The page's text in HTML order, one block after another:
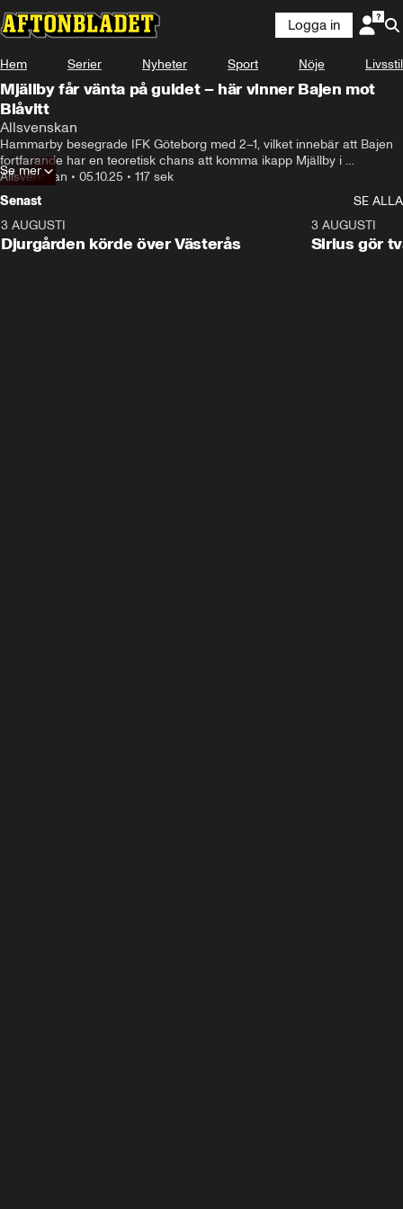
Logga in
Hem Serier Nyheter Sport Nöje Livsstil
Mjällby får vänta på guldet – här vinner Bajen mot
Blåvitt
Allsvenskan
Hammarby besegrade IFK Göteborg med 2–1, vilket innebär att Bajen
fortfarande har en teoretisk chans att komma ikapp Mjällby i
guldstriden.
Allsvenskan • 05.10.25 • 117 sek
Se mer
Senast
SE ALLA
3 AUGUSTI
Djurgården körde över Västerås
3 AUGUSTI
Sirius gör